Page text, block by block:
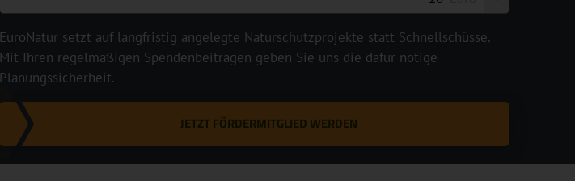
EuroNatur setzt auf langfristig angelegte Naturschutzprojekte statt Schnellschüsse.
Mit Ihren regelmäßigen Spendenbeiträgen geben Sie uns die dafür nötige
Planungssicherheit.
JETZT FÖRDERMITGLIED WERDEN